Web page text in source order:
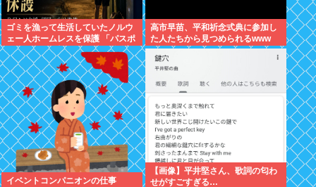
ゴミを漁って生活していたノルウ
ェー人ホームレスを保護 「パスポ
ートを盗まれ帰国できず、3年以
上も経ってしまった」
高市早苗、平和祈念式典に参加し
た人たちから見つめられるwww
イベントコンパニオンの仕事
【画像】平井堅さん、歌詞の匂わ
せがすごすぎる…